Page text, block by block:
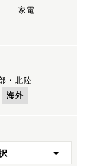
家電
・北陸
海外